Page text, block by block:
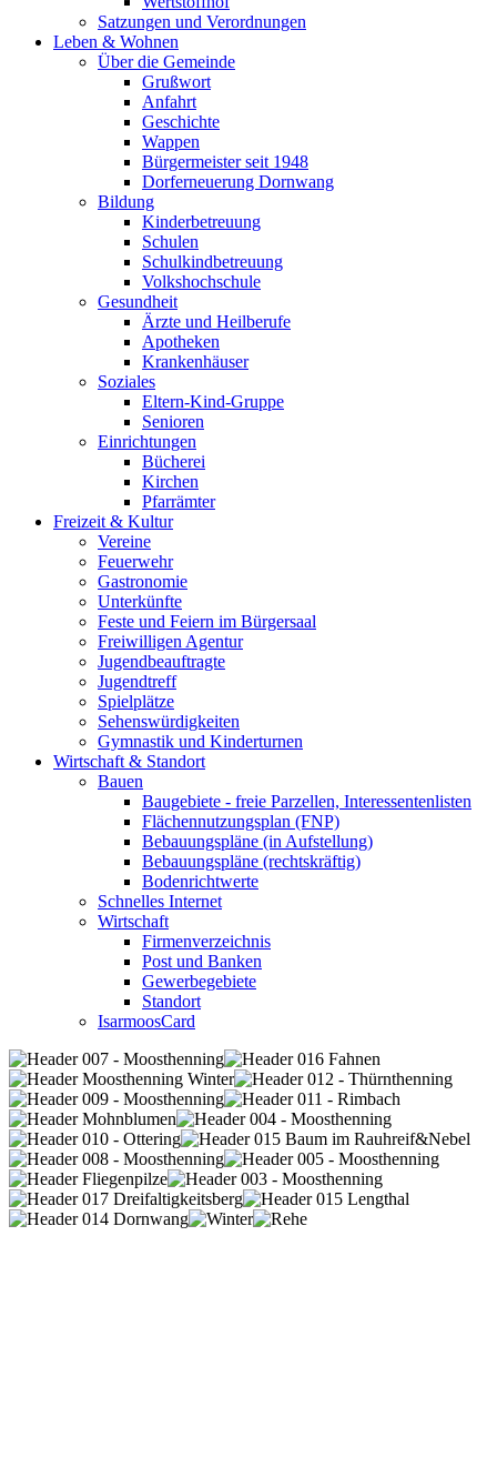
Satzungen und Verordnungen
Leben & Wohnen
Über die Gemeinde
Grußwort
Anfahrt
Geschichte
Wappen
Bürgermeister seit 1948
Dorferneuerung Dornwang
Bildung
Kinderbetreuung
Schulen
Schulkindbetreuung
Volkshochschule
Gesundheit
Ärzte und Heilberufe
Apotheken
Krankenhäuser
Soziales
Eltern-Kind-Gruppe
Senioren
Einrichtungen
Bücherei
Kirchen
Pfarrämter
Freizeit & Kultur
Vereine
Feuerwehr
Gastronomie
Unterkünfte
Feste und Feiern im Bürgersaal
Freiwilligen Agentur
Jugendbeauftragte
Jugendtreff
Spielplätze
Sehenswürdigkeiten
Gymnastik und Kinderturnen
Wirtschaft & Standort
Bauen
Baugebiete - freie Parzellen, Interessentenlisten
Flächennutzungsplan (FNP)
Bebauungspläne (in Aufstellung)
Bebauungspläne (rechtskräftig)
Bodenrichtwerte
Schnelles Internet
Wirtschaft
Firmenverzeichnis
Post und Banken
Gewerbegebiete
Standort
IsarmoosCard